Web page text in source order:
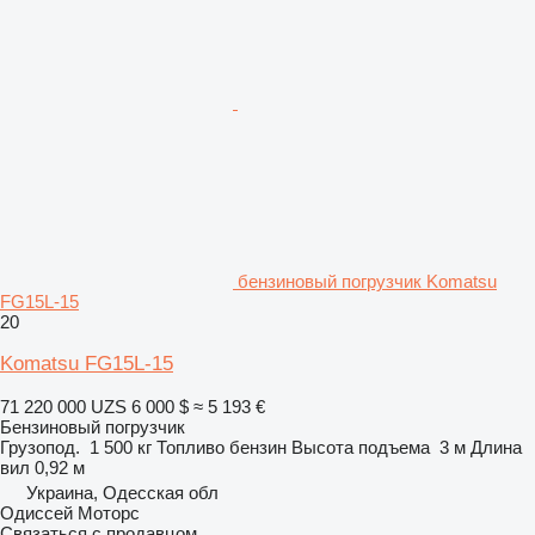
бензиновый погрузчик Komatsu
FG15L-15
20
Komatsu FG15L-15
71 220 000 UZS 6 000 $ ≈ 5 193 €
Бензиновый погрузчик
Грузопод. 1 500 кг Топливо бензин Высота подъема 3 м Длина
вил 0,92 м
Украина, Одесская обл
Одиссей Моторс